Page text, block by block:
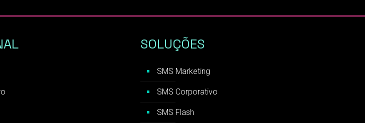
SOLUÇÕES
SMS Marketing
SMS Corporativo
SMS Flash